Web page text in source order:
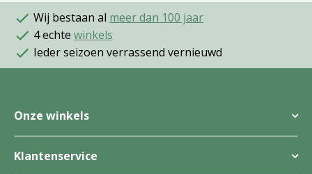
Wij bestaan al meer dan 100 jaar
4 echte winkels
Ieder seizoen verrassend vernieuwd
Onze winkels
Klantenservice